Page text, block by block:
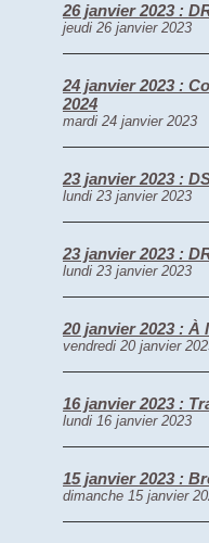
26 janvier 2023 :
jeudi 26 janvier 2023
24 janvier 2023 :
2024
mardi 24 janvier 2023
23 janvier 2023 :
lundi 23 janvier 2023
23 janvier 2023 :
lundi 23 janvier 2023
20 janvier 2023 : À
vendredi 20 janvier
16 janvier 2023 :
lundi 16 janvier 2023
15 janvier 2023 :
dimanche 15 janvier